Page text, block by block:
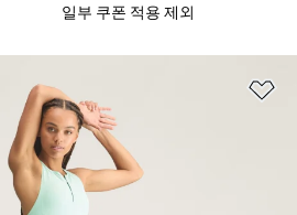
일부 쿠폰 적용 제외